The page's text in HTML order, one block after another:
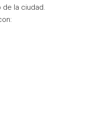
de la ciudad.